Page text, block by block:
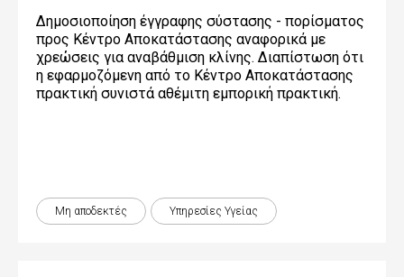
Δημοσιοποίηση έγγραφης σύστασης - πορίσματος
προς Κέντρο Αποκατάστασης αναφορικά με
χρεώσεις για αναβάθμιση κλίνης. Διαπίστωση ότι
η εφαρμοζόμενη από το Κέντρο Αποκατάστασης
πρακτική συνιστά αθέμιτη εμπορική πρακτική.
Μη αποδεκτές Υπηρεσίες Υγείας